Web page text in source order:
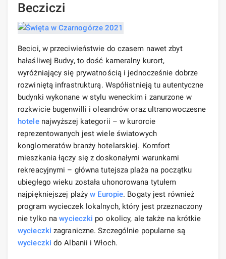
Becziczi
Becici, w przeciwieństwie do czasem nawet zbyt
hałaśliwej Budvy, to dość kameralny kurort,
wyróżniający się prywatnością i jednocześnie dobrze
rozwiniętą infrastrukturą. Współistnieją tu autentyczne
budynki wykonane w stylu weneckim i zanurzone w
rozkwicie bugenwilli i oleandrów oraz ultranowoczesne
hotelenajwyższej kategorii – w kurorcie
reprezentowanych jest wiele światowych
konglomeratów branży hotelarskiej. Komfort
mieszkania łączy się z doskonałymi warunkami
rekreacyjnymi – główna tutejsza plaża na początku
ubiegłego wieku została uhonorowana tytułem
najpiękniejszej plażyw Europie. Bogaty jest również
program wycieczek lokalnych, który jest przeznaczony
nie tylko nawycieczki po okolicy, ale także na krótkie
wycieczki zagraniczne. Szczególnie popularne są
wycieczki do Albanii i Włoch.